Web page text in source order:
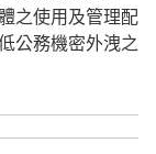
之使用及管理配
公務機密外洩之